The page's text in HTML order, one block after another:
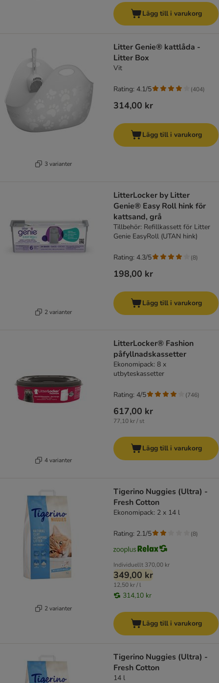
Lägg till i varukorg
3 varianter
Litter Genie® kattlåda -
Litter Box
Vit
314,00 kr
Rating: 4.1/5 (404)
Lägg till i varukorg
2 varianter
LitterLocker by Litter
Genie® Easy Roll hink för
kattsand, grå
Tillbehör: Refillkassett för Litter
Genie EasyRoll (UTAN hink)
198,00 kr
Rating: 4.3/5 (8)
Lägg till i varukorg
4 varianter
LitterLocker® Fashion
påfyllnadskassetter
Ekonomipack: 8 x
utbyteskassetter
617,00 kr
77,10 kr / st
Rating: 4/5 (746)
Lägg till i varukorg
2 varianter
Tigerino Nuggies (Ultra) -
Fresh Cotton
Ekonomipack: 2 x 14 l
Individuellt 370,00 kr
349,00 kr
12,50 kr / l
314,10 kr
Rating: 2.1/5 (8)
Lägg till i varukorg
Tigerino Nuggies (Ultra) -
Fresh Cotton
14 l